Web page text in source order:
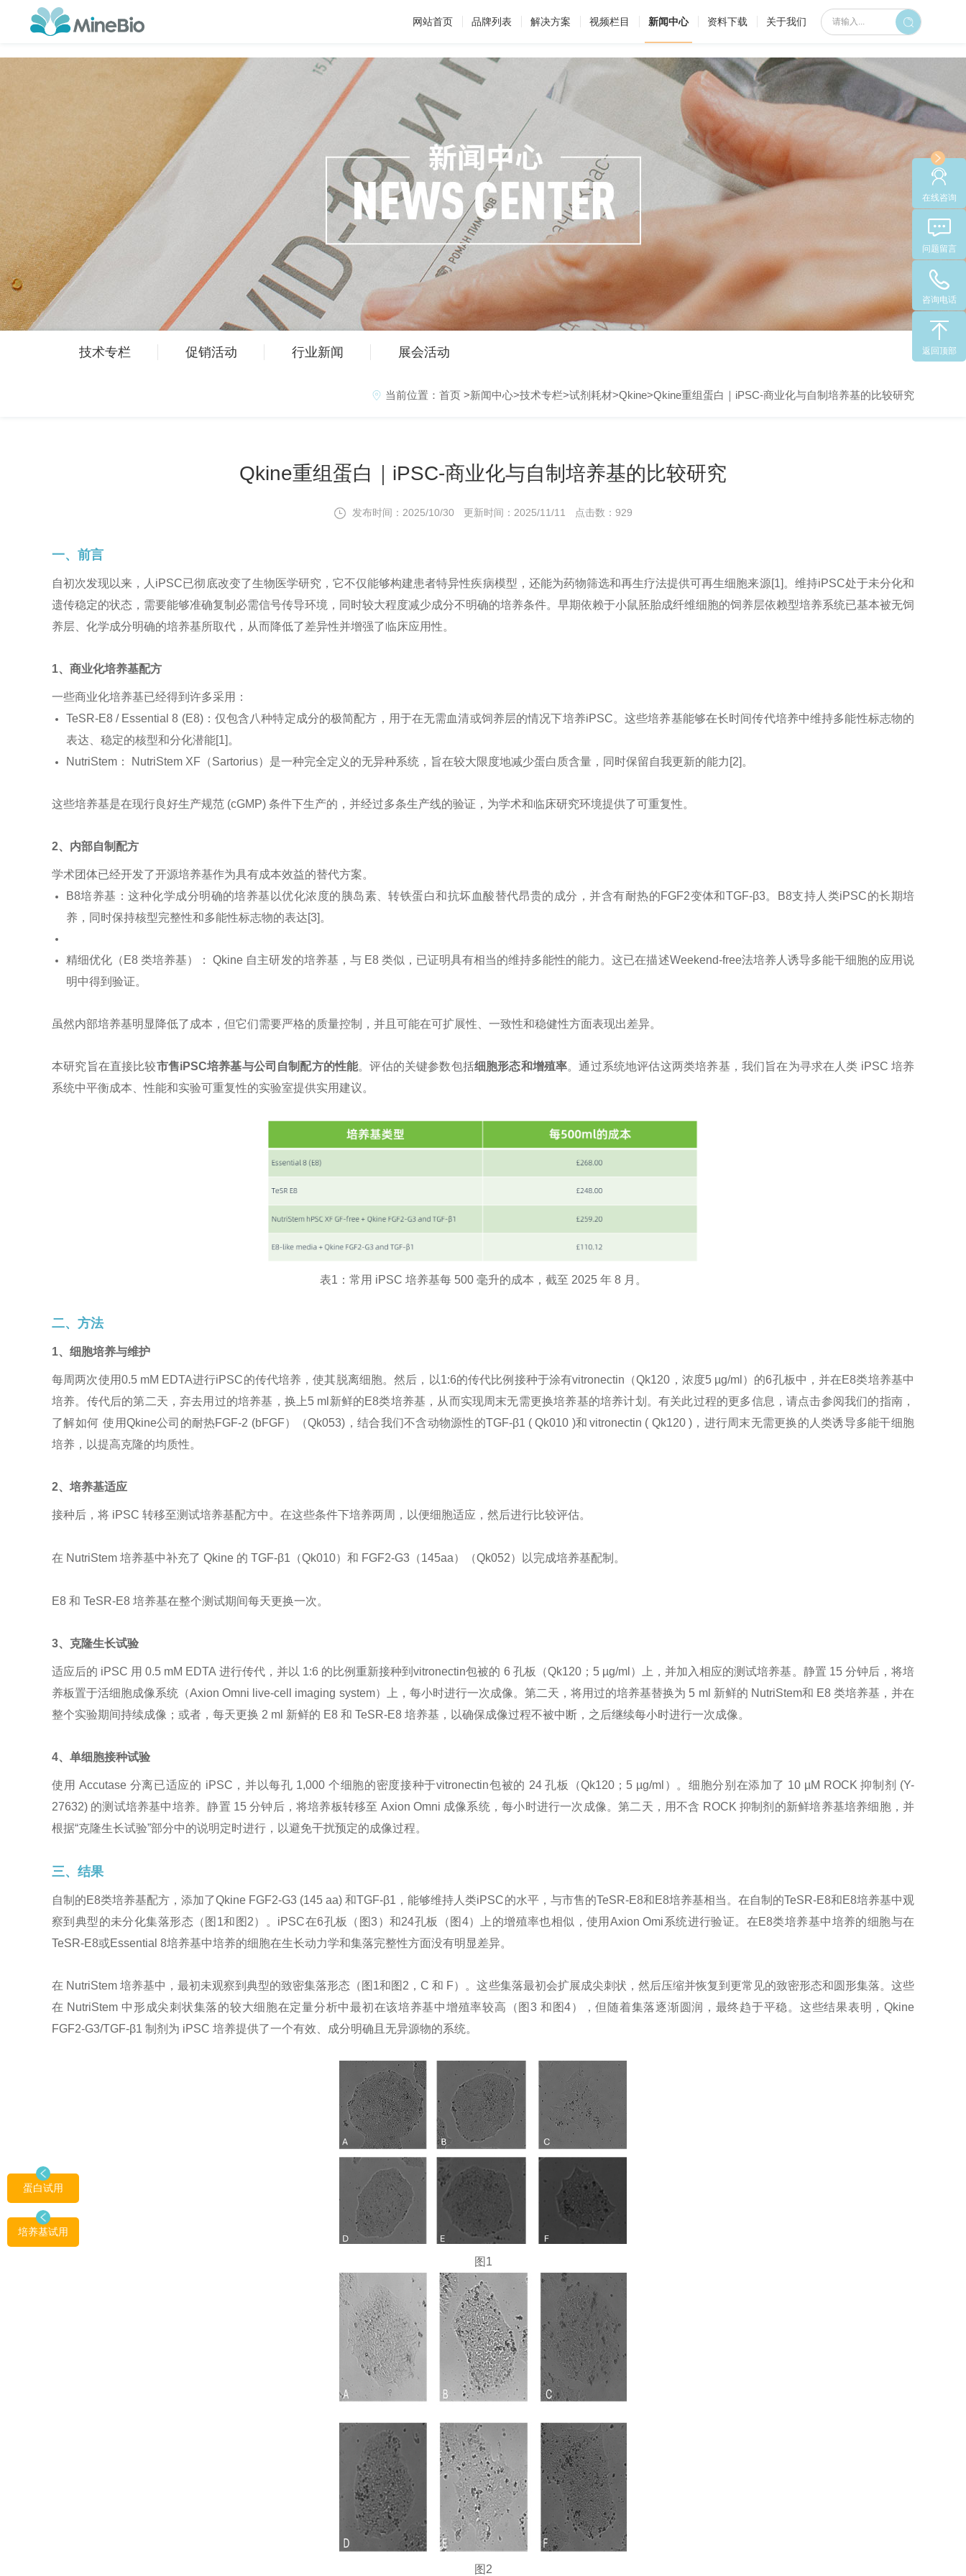
网站首页 品牌列表 解决方案 视频栏目 新闻中心 资料下载 关于我们
技术专栏 促销活动 行业新闻 展会活动
当前位置： 首页 >新闻中心>技术专栏>试剂耗材>Qkine>Qkine重组蛋白｜iPSC-商业化与自制培养基的比较研究
Qkine重组蛋白｜iPSC-商业化与自制培养基的比较研究
发布时间：2025/10/30 更新时间：2025/11/11 点击数：929
一、前言
自初次发现以来，人iPSC已彻底改变了生物医学研究，它不仅能够构建患者特异性疾病模型，还能为药物筛选和再生疗法提供可再生细胞来源[1]。维持iPSC处于未分化和
遗传稳定的状态，需要能够准确复制必需信号传导环境，同时较大程度减少成分不明确的培养条件。早期依赖于小鼠胚胎成纤维细胞的饲养层依赖型培养系统已基本被无饲
养层、化学成分明确的培养基所取代，从而降低了差异性并增强了临床应用性。
1、商业化培养基配方
一些商业化培养基已经得到许多采用：
TeSR-E8 / Essential 8 (E8)：仅包含八种特定成分的极简配方，用于在无需血清或饲养层的情况下培养iPSC。这些培养基能够在长时间传代培养中维持多能性标志物的
表达、稳定的核型和分化潜能[1]。
NutriStem： NutriStem XF（Sartorius）是一种完全定义的无异种系统，旨在较大限度地减少蛋白质含量，同时保留自我更新的能力[2]。
这些培养基是在现行良好生产规范 (cGMP) 条件下生产的，并经过多条生产线的验证，为学术和临床研究环境提供了可重复性。
2、内部自制配方
学术团体已经开发了开源培养基作为具有成本效益的替代方案。
B8培养基：这种化学成分明确的培养基以优化浓度的胰岛素、转铁蛋白和抗坏血酸替代昂贵的成分，并含有耐热的FGF2变体和TGF-β3。B8支持人类iPSC的长期培
养，同时保持核型完整性和多能性标志物的表达[3]。
精细优化（E8 类培养基）： Qkine 自主研发的培养基，与 E8 类似，已证明具有相当的维持多能性的能力。这已在描述Weekend-free法培养人诱导多能干细胞的应用说
明中得到验证。
虽然内部培养基明显降低了成本，但它们需要严格的质量控制，并且可能在可扩展性、一致性和稳健性方面表现出差异。
本研究旨在直接比较市售iPSC培养基与公司自制配方的性能。评估的关键参数包括细胞形态和增殖率。通过系统地评估这两类培养基，我们旨在为寻求在人类 iPSC 培养
系统中平衡成本、性能和实验可重复性的实验室提供实用建议。
表1：常用 iPSC 培养基每 500 毫升的成本，截至 2025 年 8 月。
二、方法
1、细胞培养与维护
每周两次使用0.5 mM EDTA进行iPSC的传代培养，使其脱离细胞。然后，以1:6的传代比例接种于涂有vitronectin（Qk120，浓度5 µg/ml）的6孔板中，并在E8类培养基中
培养。传代后的第二天，弃去用过的培养基，换上5 ml新鲜的E8类培养基，从而实现周末无需更换培养基的培养计划。有关此过程的更多信息，请点击参阅我们的指南，
了解如何 使用Qkine公司的耐热FGF-2 (bFGF）（Qk053)，结合我们不含动物源性的TGF-β1 ( Qk010 )和 vitronectin ( Qk120 )，进行周末无需更换的人类诱导多能干细胞
培养，以提高克隆的均质性。
2、培养基适应
接种后，将 iPSC 转移至测试培养基配方中。在这些条件下培养两周，以便细胞适应，然后进行比较评估。
在 NutriStem 培养基中补充了 Qkine 的 TGF-β1（Qk010）和 FGF2-G3（145aa）（Qk052）以完成培养基配制。
E8 和 TeSR-E8 培养基在整个测试期间每天更换一次。
3、克隆生长试验
适应后的 iPSC 用 0.5 mM EDTA 进行传代，并以 1:6 的比例重新接种到vitronectin包被的 6 孔板（Qk120；5 µg/ml）上，并加入相应的测试培养基。静置 15 分钟后，将培
养板置于活细胞成像系统（Axion Omni live-cell imaging system）上，每小时进行一次成像。第二天，将用过的培养基替换为 5 ml 新鲜的 NutriStem和 E8 类培养基，并在
整个实验期间持续成像；或者，每天更换 2 ml 新鲜的 E8 和 TeSR-E8 培养基，以确保成像过程不被中断，之后继续每小时进行一次成像。
4、单细胞接种试验
使用 Accutase 分离已适应的 iPSC，并以每孔 1,000 个细胞的密度接种于vitronectin包被的 24 孔板（Qk120；5 µg/ml）。细胞分别在添加了 10 µM ROCK 抑制剂 (Y-
27632) 的测试培养基中培养。静置 15 分钟后，将培养板转移至 Axion Omni 成像系统，每小时进行一次成像。第二天，用不含 ROCK 抑制剂的新鲜培养基培养细胞，并
根据“克隆生长试验”部分中的说明定时进行，以避免干扰预定的成像过程。
三、结果
自制的E8类培养基配方，添加了Qkine FGF2-G3 (145 aa) 和TGF-β1，能够维持人类iPSC的水平，与市售的TeSR-E8和E8培养基相当。在自制的TeSR-E8和E8培养基中观
察到典型的未分化集落形态（图1和图2）。iPSC在6孔板（图3）和24孔板（图4）上的增殖率也相似，使用Axion Omi系统进行验证。在E8类培养基中培养的细胞与在
TeSR-E8或Essential 8培养基中培养的细胞在生长动力学和集落完整性方面没有明显差异。
在 NutriStem 培养基中，最初未观察到典型的致密集落形态（图1和图2，C 和 F）。这些集落最初会扩展成尖刺状，然后压缩并恢复到更常见的致密形态和圆形集落。这些
在 NutriStem 中形成尖刺状集落的较大细胞在定量分析中最初在该培养基中增殖率较高（图3 和图4），但随着集落逐渐圆润，最终趋于平稳。这些结果表明，Qkine
FGF2-G3/TGF-β1 制剂为 iPSC 培养提供了一个有效、成分明确且无异源物的系统。
图1
图2
在线咨询
问题留言
咨询电话
返回顶部
蛋白试用
培养基试用